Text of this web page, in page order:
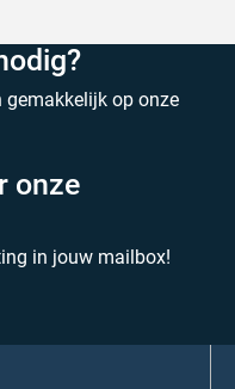
gemakkelijk op onze
onze
in jouw mailbox!